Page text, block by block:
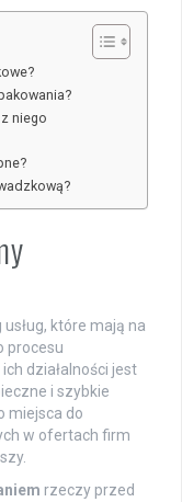
niego
które mają na
procesu
działalności jest
i szybkie
miejsca do
w ofertach firm
rzeczy przed